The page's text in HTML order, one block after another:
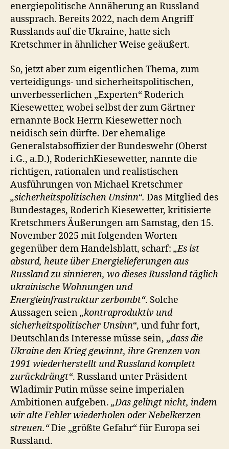
energiepolitische Annäherung an Russland
aussprach. Bereits 2022, nach dem Angriff
Russlands auf die Ukraine, hatte sich
Kretschmer in ähnlicher Weise geäußert.
So, jetzt aber zum eigentlichen Thema, zum
verteidigungs- und sicherheitspolitischen,
unverbesserlichen „Experten“ Roderich
Kiesewetter, wobei selbst der zum Gärtner
ernannte Bock Herrn Kiesewetter noch
neidisch sein dürfte. Der ehemalige
Generalstabsoffizier der Bundeswehr (Oberst
i.G., a.D.), RoderichKiesewetter, nannte die
richtigen, rationalen und realistischen
Ausführungen von Michael Kretschmer
„sicherheitspolitischen Unsinn“. Das Mitglied des
Bundestages, Roderich Kiesewetter, kritisierte
Kretschmers Äußerungen am Samstag, den 15.
November 2025 mit folgenden Worten
gegenüber dem Handelsblatt, scharf: „Es ist
absurd, heute über Energielieferungen aus
Russland zu sinnieren, wo dieses Russland täglich
ukrainische Wohnungen und
Energieinfrastruktur zerbombt“. Solche
Aussagen seien„kontraproduktiv und
sicherheitspolitischer Unsinn“, und fuhr fort,
Deutschlands Interesse müsse sein, „dass die
Ukraine den Krieg gewinnt, ihre Grenzen von
1991 wiederherstellt und Russland komplett
zurückdrängt“. Russland unter Präsident
Wladimir Putin müsse seine imperialen
Ambitionen aufgeben. „Das gelingt nicht, indem
wir alte Fehler wiederholen oder Nebelkerzen
streuen.“Die „größte Gefahr“ für Europa sei
Russland.